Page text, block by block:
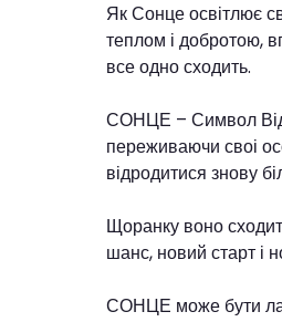
Як Сонце освітлює
теплом і добротою,
все одно сходить.
СОНЦЕ – Символ
переживаючи своі
відродитися знову
Щоранку воно
шанс, новий старт і
СОНЦЕ може бути